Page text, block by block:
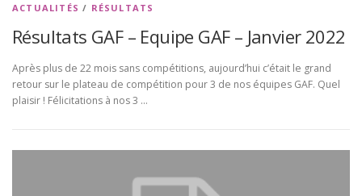
ACTUALITÉS / RÉSULTATS
Résultats GAF – Equipe GAF – Janvier 2022
Après plus de 22 mois sans compétitions, aujourd’hui c’était le grand
retour sur le plateau de compétition pour 3 de nos équipes GAF. Quel
plaisir ! Félicitations à nos 3 …